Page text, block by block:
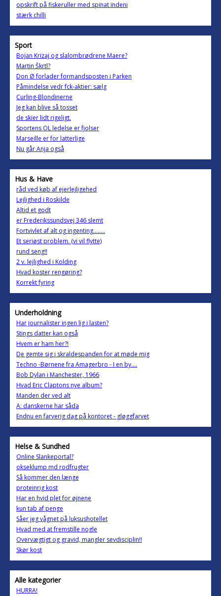
opskrift på fiskeruller med spinat indeni
stærk chilli
Sport
Bojan Krizaj og slalombrødrene Maere?
Martin Škrtl?
Don Ø forlader formandsposten i Parken
Påmindelse vedr fck-aktier: sælg
Curling-Blondinerne
Jeg kan blive så tosset
de skier lidt rigeligt.
Sportens OL ledelse er fjolser
Marseille er for latterlige
Nu går Anja også
Hus & Have
råd ved køb af ejerlejligehed
Lejlighed i Roskilde
Altid et godt
er Frederikssundsvej 346 slemt
Fortvivlet af alt og ingenting........
Et seriøst problem. (vi vil flytte)
rund seng!!
2 v. lejlighed i Kolding
Hvad koster rengøring?
Korrekt fyring
Underholdning
Har journalister ingen lig i lasten?
Stings datter kan også
Hvem er ham her?!
De gemte sig i skraldespanden for at møde mig
Techno -Børnene fra Amagerbro - I en by....
Bob Dylan i Manchester, 1966
Hvad Eric Claptons nye album?
Manden der ved alt
A: danskerne har såda
Endnu en farverig dag på kontoret - gløggfarvet
Helse & Sundhed
Online Slankeportal?
okseklump md rodfrugter
Så kommer den længe
proteinrig kost
Har en hvid plet for øjnene
kun tab af penge
Såer jeg vågnet på luksushotellet
Hvad med at fremstille nogle
Overvægtigt og gravid, mangler sevdisciplin!!
Skør kost
Alle kategorier
HURRA!